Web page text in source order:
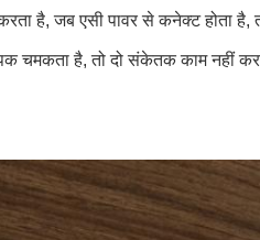
है, जब एसी पावर से कनेक्ट होता
चमकता है, तो दो संकेतक काम नहीं